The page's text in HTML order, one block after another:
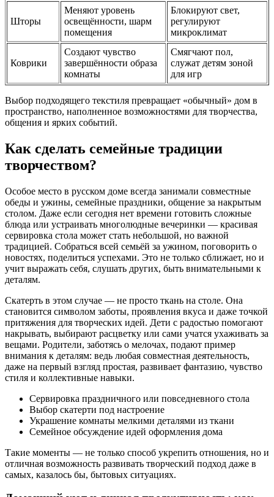
Шторы
Меняют уровень
освещённости, шарм
помещения
Блокируют свет,
регулируют
микроклимат
Коврики
Создают чувство
завершённости образа
комнаты
Смягчают пол,
служат детям зоной
для игр
Выбор подходящего текстиля превращает «обычный» дом в
пространство, наполненное возможностями для творчества,
общения и ярких событий.
Как сделать семейные традиции
творчеством?
Особое место в русском доме всегда занимали совместные
обеды и ужины, семейные праздники, общение за накрытым
столом. Даже если сегодня нет времени готовить сложные
блюда или устраивать многолюдные вечеринки — красивая
сервировка стола может стать небольшой, но важной
традицией. Собраться всей семьёй за ужином, поговорить о
новостях, поделиться успехами. Это не только сближает, но и
учит выражать себя, слушать других, быть внимательными к
деталям.
Скатерть в этом случае — не просто ткань на столе. Она
становится символом заботы, проявления вкуса и даже точкой
притяжения для творческих идей. Дети с радостью помогают
накрывать, выбирают расцветку или сами учатся ухаживать за
вещами. Родители, заботясь о мелочах, подают пример
внимания к деталям: ведь любая совместная деятельность,
даже на первый взгляд простая, развивает фантазию, чувство
стиля и коллективные навыки.
Сервировка праздничного или повседневного стола
Выбор скатерти под настроение
Украшение комнаты мелкими деталями из ткани
Семейное обсуждение идей оформления дома
Такие моменты — не только способ укрепить отношения, но и
отличная возможность развивать творческий подход даже в
самых, казалось бы, бытовых ситуациях.